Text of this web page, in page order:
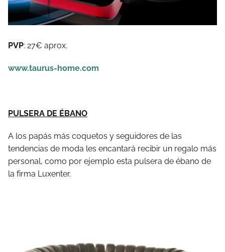
PVP: 27€ aprox.
www.taurus-home.com
PULSERA DE ÉBANO
A los papás más coquetos y seguidores de las
tendencias de moda les encantará recibir un regalo más
personal, como por ejemplo esta pulsera de ébano de
la firma Luxenter.